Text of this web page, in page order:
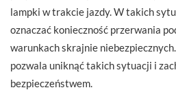
lampki w trakcie jazdy. W takich
oznaczać konieczność przerwania
warunkach skrajnie
pozwala uniknąć takich sytuacji i
bezpieczeństwem.